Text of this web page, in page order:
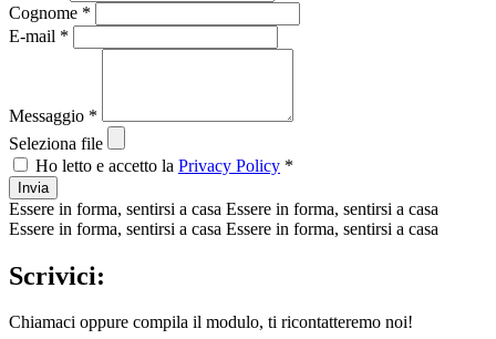
Cognome *
E-mail *
Messaggio *
Seleziona file
Ho letto e accetto la Privacy Policy *
Invia
Essere in forma, sentirsi a casa Essere in forma, sentirsi a casa
Essere in forma, sentirsi a casa Essere in forma, sentirsi a casa
Scrivici:
Chiamaci oppure compila il modulo, ti ricontatteremo noi!